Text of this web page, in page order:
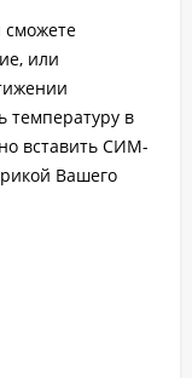
сможете
или
температуру в
вставить СИМ-
Вашего